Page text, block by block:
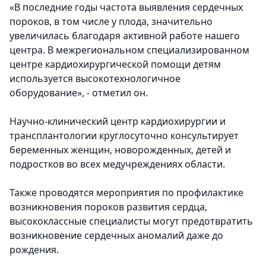
«В последние годы частота выявления сердечных
пороков, в том числе у плода, значительно
увеличилась благодаря активной работе нашего
центра. В межрегиональном специализированном
центре кардиохирургической помощи детям
используется высокотехнологичное
оборудование», - отметил он.
Научно-клинический центр кардиохирургии и
трансплантологии круглосуточно консультирует
беременных женщин, новорожденных, детей и
подростков во всех медучреждениях области.
Также проводятся мероприятия по профилактике
возникновения пороков развития сердца,
высококлассные специалисты могут предотвратить
возникновение сердечных аномалий даже до
рождения.